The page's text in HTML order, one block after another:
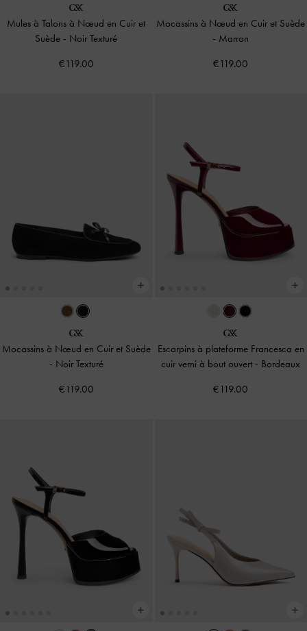
Mules à Talons à Nœud en Cuir et
Suède - Noir Texturé
€119.00
Mocassins à Nœud en Cuir et Suède
- Marron
€119.00
Mocassins à Nœud en Cuir et Suède
- Noir Texturé
€119.00
Escarpins à plateforme Francesca en
cuir verni à bout ouvert - Bordeaux
€119.00